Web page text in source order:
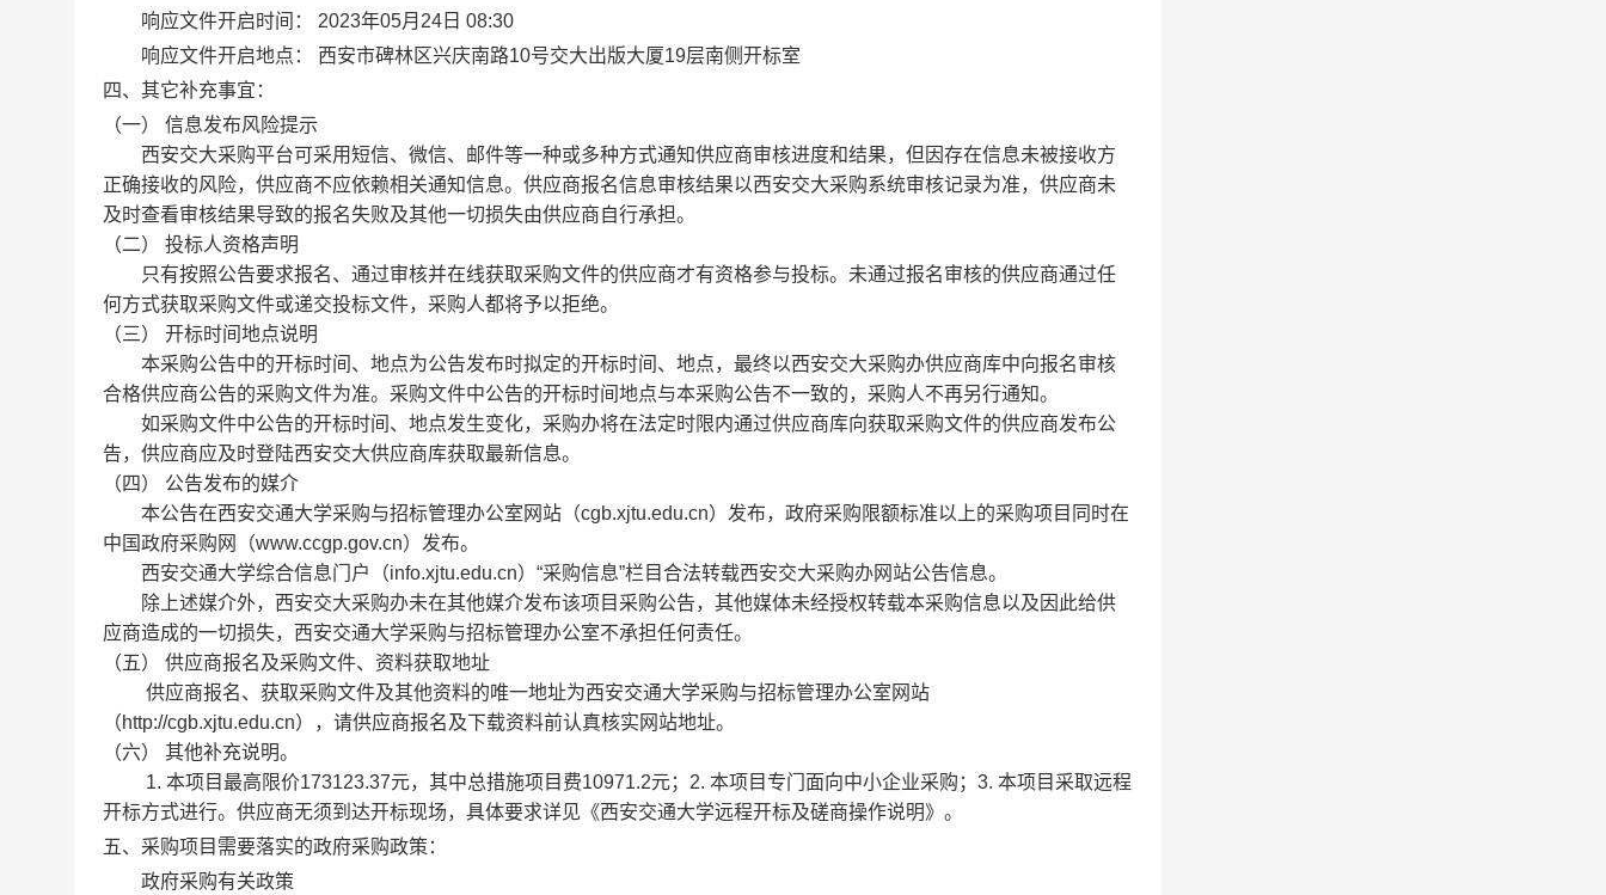
响应文件开启时间：
2023年05月24日 08:30
响应文件开启地点：
西安市碑林区兴庆南路10号交大出版大厦19层南侧开标室
四、其它补充事宜：
（一） 信息发布风险提示
西安交大采购平台可采用短信、微信、邮件等一种或多种方式通知供应商审核进度和结果，但因存在信息未被接收方
正确接收的风险，供应商不应依赖相关通知信息。供应商报名信息审核结果以西安交大采购系统审核记录为准，供应商未
及时查看审核结果导致的报名失败及其他一切损失由供应商自行承担。
（二） 投标人资格声明
只有按照公告要求报名、通过审核并在线获取采购文件的供应商才有资格参与投标。未通过报名审核的供应商通过任
何方式获取采购文件或递交投标文件，采购人都将予以拒绝。
（三） 开标时间地点说明
本采购公告中的开标时间、地点为公告发布时拟定的开标时间、地点，最终以西安交大采购办供应商库中向报名审核
合格供应商公告的采购文件为准。采购文件中公告的开标时间地点与本采购公告不一致的，采购人不再另行通知。
如采购文件中公告的开标时间、地点发生变化，采购办将在法定时限内通过供应商库向获取采购文件的供应商发布公
告，供应商应及时登陆西安交大供应商库获取最新信息。
（四） 公告发布的媒介
本公告在西安交通大学采购与招标管理办公室网站（cgb.xjtu.edu.cn）发布，政府采购限额标准以上的采购项目同时在
中国政府采购网（www.ccgp.gov.cn）发布。
西安交通大学综合信息门户（info.xjtu.edu.cn）“采购信息”栏目合法转载西安交大采购办网站公告信息。
除上述媒介外，西安交大采购办未在其他媒介发布该项目采购公告，其他媒体未经授权转载本采购信息以及因此给供
应商造成的一切损失，西安交通大学采购与招标管理办公室不承担任何责任。
（五） 供应商报名及采购文件、资料获取地址
供应商报名、获取采购文件及其他资料的唯一地址为西安交通大学采购与招标管理办公室网站
（http://cgb.xjtu.edu.cn），请供应商报名及下载资料前认真核实网站地址。
（六） 其他补充说明。
1. 本项目最高限价173123.37元，其中总措施项目费10971.2元；2. 本项目专门面向中小企业采购；3. 本项目采取远程
开标方式进行。供应商无须到达开标现场，具体要求详见《西安交通大学远程开标及磋商操作说明》。
五、采购项目需要落实的政府采购政策：
政府采购有关政策